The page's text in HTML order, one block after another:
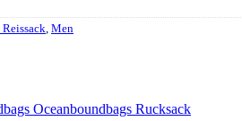
Men
Oceanboundbags Rucksack